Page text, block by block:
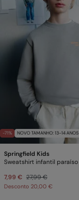
-71% NOVO TAMANHO: 13-14 ANOS
Springfield Kids
Sweatshirt infantil paraíso
7,99 € 27,99 €
Desconto 20,00 €